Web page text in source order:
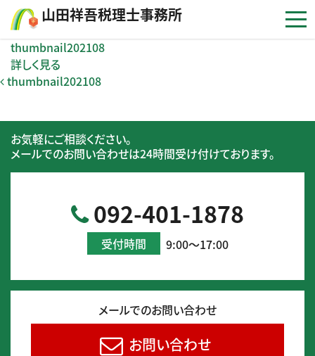
コンテンツへスキップ
⼭⽥祥吾税理⼠事務所
thumbnail202108
詳しく見る
投稿ナビゲーション
thumbnail202108
お気軽にご相談ください。
メールでのお問い合わせは24時間受け付けております。
092-401-1878
受付時間 9:00～17:00
メールでのお問い合わせ
お問い合わせ